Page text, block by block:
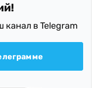
в Telegram